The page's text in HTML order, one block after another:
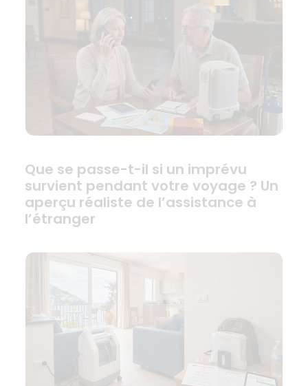
Que se passe-t-il si un imprévu
survient pendant votre voyage ? Un
aperçu réaliste de l’assistance à
l’étranger